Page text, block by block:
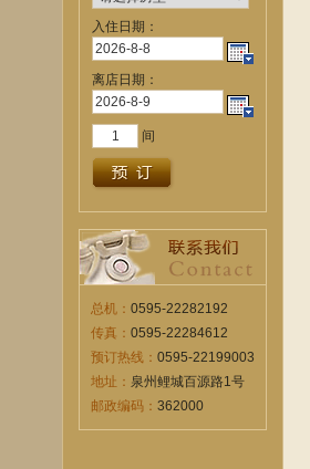
入住日期：
离店日期：
间
总机： 0595-22282192
传真： 0595-22284612
预订热线： 0595-22199003
地址： 泉州鲤城百源路1号
邮政编码： 362000